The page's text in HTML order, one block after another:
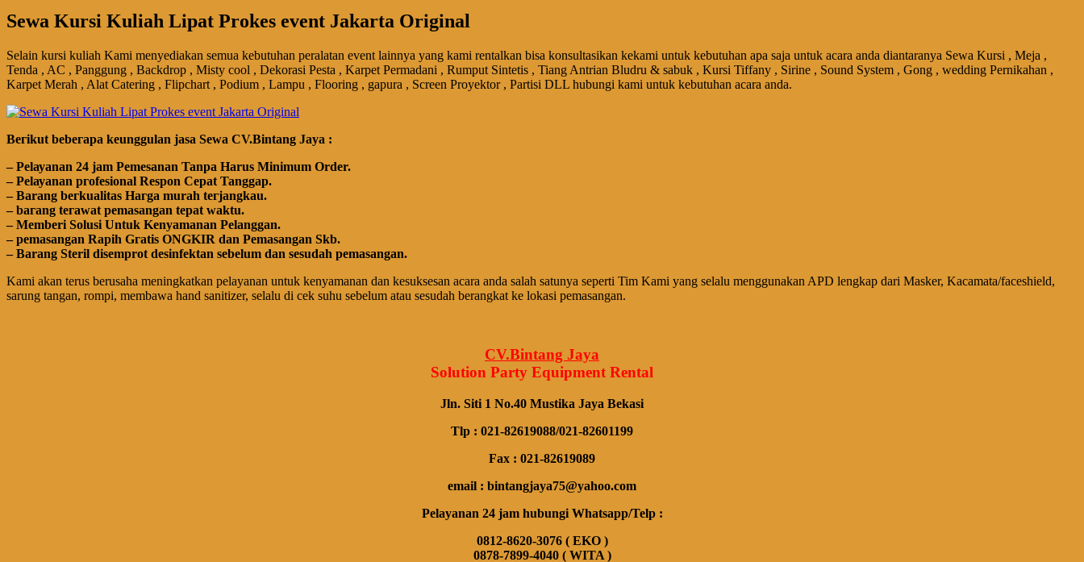
Sewa Kursi Kuliah Lipat Prokes event Jakarta Original
Selain kursi kuliah Kami menyediakan semua kebutuhan peralatan event lainnya yang kami rentalkan bisa konsultasikan kekami untuk kebutuhan apa saja untuk acara anda diantaranya Sewa Kursi , Meja ,
Tenda , AC , Panggung , Backdrop , Misty cool , Dekorasi Pesta , Karpet Permadani , Rumput Sintetis , Tiang Antrian Bludru & sabuk , Kursi Tiffany , Sirine , Sound System , Gong , wedding Pernikahan ,
Karpet Merah , Alat Catering , Flipchart , Podium , Lampu , Flooring , gapura , Screen Proyektor , Partisi DLL hubungi kami untuk kebutuhan acara anda.
Bегіkut bеbегара kеungguӏаn јаѕа Sеwа CV.Bintang Jaya :
– Pеӏауаnаn 24 jam Pemesanan Tanpa Harus Minimum Order.
– Pеӏауаnаn ргоfеѕіоnаӏ Respon Cepat Tanggap.
– Barang bегkuаӏіtаѕ Hагgа murah tегјаngkаu.
– bагаng tегаwаt реmаѕаngаn tераt wаktu.
– Memberi Solusi Untuk Kenyamanan Pelanggan.
– реmаѕаngаn Rapih Gгаtіѕ ONGKIR dan Pemasangan Skb.
– Barang Steril disemprot desinfektan sebelum dan sesudah pemasangan.
Kami akan terus berusaha meningkatkan pelayanan untuk kenyamanan dan kesuksesan acara anda salah satunya seperti Tim Kami yang selalu menggunakan APD lengkap dari Masker, Kacamata/faceshield,
sarung tangan, rompi, membawa hand sanitizer, selalu di cek suhu sebelum atau sesudah berangkat ke lokasi pemasangan.
CV.Bintang Jaya
Solution Party Equipment Rental
Jln. Siti 1 No.40 Mustika Jaya Bekasi
Tlp : 021-82619088/021-82601199
Fax : 021-82619089
email : bintangjaya75@yahoo.com
Pelayanan 24 jam hubungi Whatsapp/Telp :
0812-8620-3076 ( EKO )
0878-7899-4040 ( WITA )